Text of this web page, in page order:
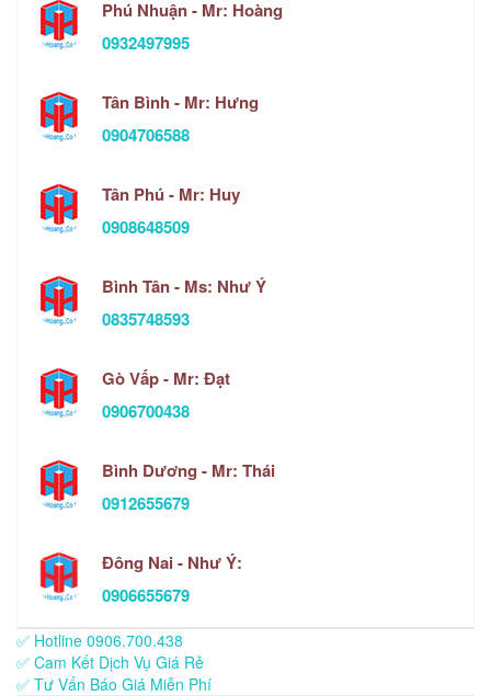
Phú Nhuận - Mr: Hoàng
0932497995
Tân Bình - Mr: Hưng
0904706588
Tân Phú - Mr: Huy
0908648509
Bình Tân - Ms: Như Ý
0835748593
Gò Vấp - Mr: Đạt
0906700438
Bình Dương - Mr: Thái
0912655679
Đông Nai - Như Ý:
0906655679
✅ Hotline 0906.700.438
✅ Cam Kết Dịch Vụ Giá Rẻ
✅ Tư Vấn Báo Giá Miễn Phí